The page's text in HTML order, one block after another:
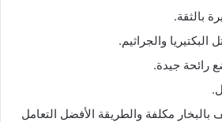
بالثقة.
والجراثيم.
رائحة جيدة.
بالبخار مكلفة والطريقة الأفضل التعامل